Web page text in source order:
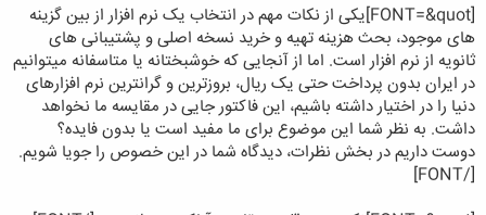
[FONT=&quot]
یکی از نکات مهم در انتخاب یک نرم افزار از بین گزینه
های موجود، بحث هزینه تهیه و خرید نسخه اصلی و پشتیبانی های
ثانویه از نرم افزار است. اما از آنجایی که خوشبختانه یا متاسفانه میتوانیم
در ایران بدون پرداخت حتی یک ریال، بروزترین و گرانترین نرم افزارهای
دنیا را در اختیار داشته باشیم، این فاکتور جایی در مقایسه ما نخواهد
داشت. به نظر شما این موضوع برای ما مفید است یا بدون فایده؟
دوست داریم در بخش نظرات، دیدگاه شما در این خصوص را جویا شویم.
[/FONT]